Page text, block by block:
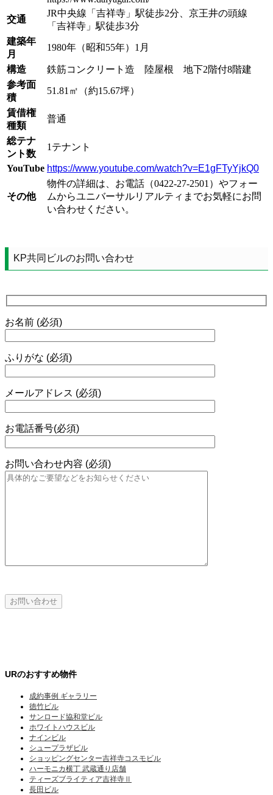
交通
JR中央線「吉祥寺」駅徒歩2分、京王井の頭線
「吉祥寺」駅徒歩3分
建築年
月
1980年（昭和55年）1月
構造
鉄筋コンクリート造 陸屋根 地下2階付8階建
参考面
積
51.81㎡（約15.67坪）
賃借権
種類
普通
総テナ
ント数
1テナント
YouTube https://www.youtube.com/watch?v=E1gFTyYjkQ0
その他
物件の詳細は、お電話（0422-27-2501）やフォー
ムからユニバーサルリアルティまでお気軽にお問
い合わせください。
KP共同ビルのお問い合わせ
お名前 (必須)
ふりがな (必須)
メールアドレス (必須)
お電話番号(必須)
お問い合わせ内容 (必須)
URのおすすめ物件
成約事例 ギャラリー
徳竹ビル
サンロード協和堂ビル
ホワイトハウスビル
ナインビル
シュープラザビル
ショッピングセンター吉祥寺コスモビル
ハーモニカ横丁 武蔵通り店舗
ティーズブライティア吉祥寺Ⅱ
長田ビル